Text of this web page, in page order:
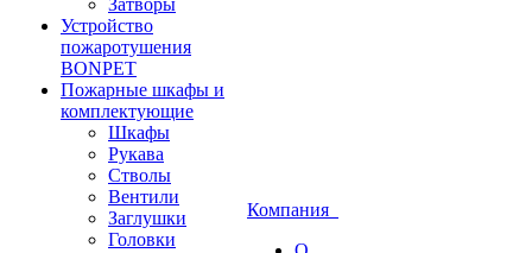
Затворы
Устройство
пожаротушения
BONPET
Пожарные шкафы и
комплектующие
Шкафы
Рукава
Стволы
Вентили
Заглушки
Головки
Компания